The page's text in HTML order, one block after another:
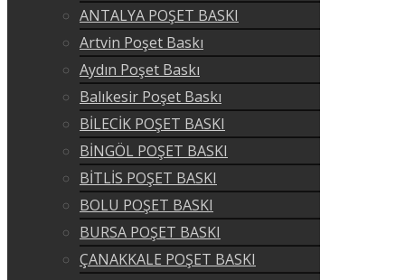
ANTALYA POŞET BASKI
Artvin Poşet Baskı
Aydın Poşet Baskı
Balıkesir Poşet Baskı
BİLECİK POŞET BASKI
BİNGÖL POŞET BASKI
BİTLİS POŞET BASKI
BOLU POŞET BASKI
BURSA POŞET BASKI
ÇANAKKALE POŞET BASKI